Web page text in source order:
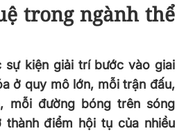
trong ngành thể
sự kiện giải trí bước vào giai
ở quy mô lớn, mỗi trận đấu,
mỗi đường bóng trên sóng
thành điểm hội tụ của nhiều